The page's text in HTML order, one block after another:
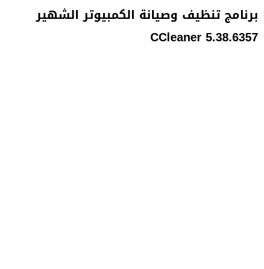
برنامج تنظيف وصيانة الكمبيوتر الشهير
CCleaner 5.38.6357